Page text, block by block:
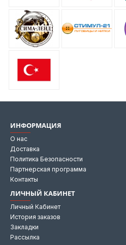
ИНФОРМАЦИЯ
О нас
Доставка
Политика Безопасности
Партнерская программа
Контакты
ЛИЧНЫЙ КАБИНЕТ
Личный Кабинет
История заказов
Закладки
Рассылка